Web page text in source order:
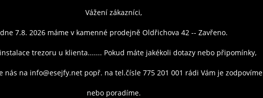
Vážení zákazníci,
dne 7.8. 2026 máme v kamenné prodejně Oldřichova 42 -- Zavřeno.
trezoru u klienta....... Pokud máte jakékoli dotazy nebo připomínky,
nás na info@esejfy.net popř. na tel.čísle 775 201 001 rádi Vám je zodpovíme
nebo poradíme.